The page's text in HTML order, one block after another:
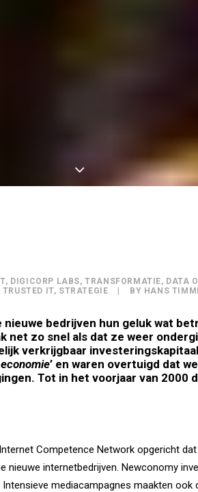
, DIGICORP LABS,TRANSFORMATIE, DATA
TRUSTED IT, STRATEGIE BY HANS
bedrijven hun geluk wat
zo snel als dat ze weer
verkrijgbaar
’ en waren overtuigd dat
Tot in het voorjaar van 2000
Competence Network opgericht
internetbedrijven. Newconomy
Intensieve mediacampagnes maakten